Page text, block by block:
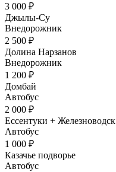
3 000 ₽
Джылы-Су
Внедорожник
2 500 ₽
Долина Нарзанов
Внедорожник
1 200 ₽
Домбай
Автобус
2 000 ₽
Ессентуки + Железноводск
Автобус
1 000 ₽
Казачье подворье
Автобус